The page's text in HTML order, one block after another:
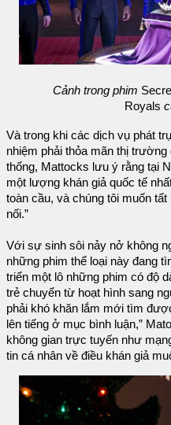
Cảnh trong phim
Royals
Và trong khi các dịch vụ phát
nhiệm phải thỏa mãn thị
thống, Mattocks lưu ý rằng tại
một lượng khán giả quốc tế
toàn cầu, và chúng tôi muốn
nối.”
Với sự sinh sôi nảy nở không
những phim thể loại này đang
triển một lô những phim có độ
trẻ chuyển từ hoạt hình sang
phải khó khăn lắm mới tìm
lên tiếng ở mục bình luận,”
không gian trực tuyến như
tin cá nhân về điều khán giả